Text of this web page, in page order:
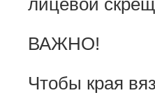
ВАЖНО!
Чтобы края